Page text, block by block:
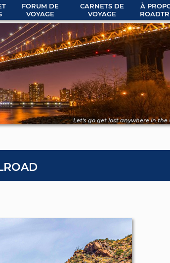
FORUM DE
VOYAGE
CARNETS DE
VOYAGE
À
Let's go get lost anywhere in the